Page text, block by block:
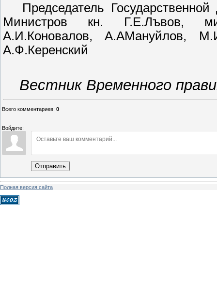
Председатель
Министров кн. Г.Е.Лъвов,
А.И.Коновалов, А.АМануйлов,
А.Ф.Керенский
Вестник Временного
Всего комментариев: 0
Войдите:
Отправить
Полная версия сайта